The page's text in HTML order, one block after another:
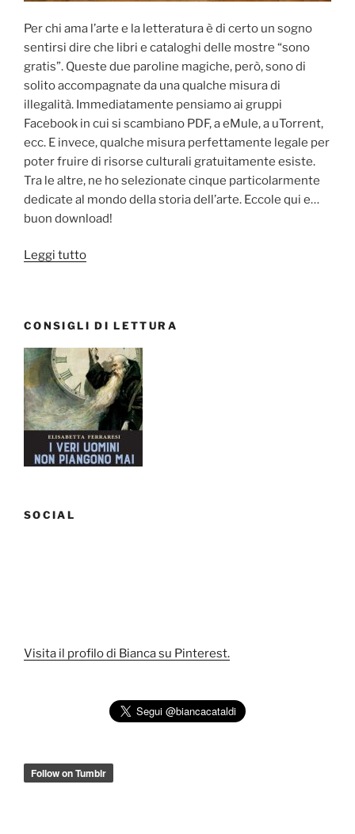
Per chi ama l’arte e la letteratura è di certo un sogno
sentirsi dire che libri e cataloghi delle mostre “sono
gratis”. Queste due paroline magiche, però, sono di
solito accompagnate da una qualche misura di
illegalità. Immediatamente pensiamo ai gruppi
Facebook in cui si scambiano PDF, a eMule, a uTorrent,
ecc. E invece, qualche misura perfettamente legale per
poter fruire di risorse culturali gratuitamente esiste.
Tra le altre, ne ho selezionate cinque particolarmente
dedicate al mondo della storia dell’arte. Eccole qui e…
buon download!
Leggi tutto“5
gli
appassionati
di
libri
e
di
arte”
CONSIGLI DI LETTURA
SOCIAL
Visita il profilo di Bianca su Pinterest.